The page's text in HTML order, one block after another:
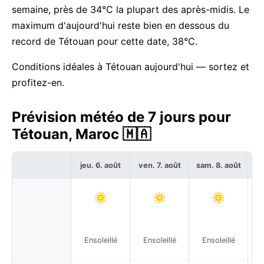
semaine, près de 34°C la plupart des après-midis. Le
maximum d'aujourd'hui reste bien en dessous du
record de Tétouan pour cette date, 38°C.
Conditions idéales à Tétouan aujourd'hui — sortez et
profitez-en.
Prévision météo de 7 jours pour
Tétouan, Maroc 🇲🇦
jeu. 6. août
Ensoleillé
ven. 7. août
Ensoleillé
sam. 8. août
Ensoleillé